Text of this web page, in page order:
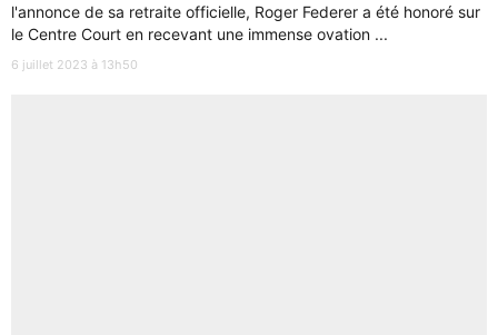
l'annonce de sa retraite officielle, Roger Federer a été honoré sur
le Centre Court en recevant une immense ovation ...
6 juillet 2023 à 13h50